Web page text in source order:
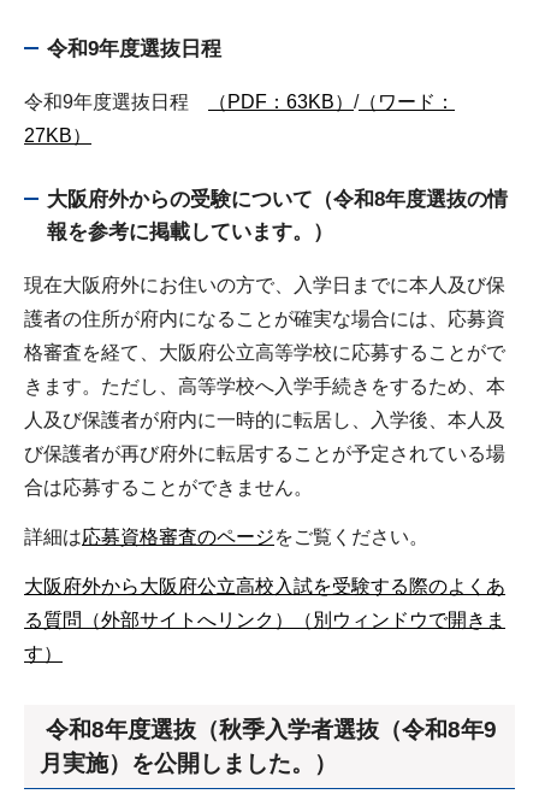
令和9年度選抜日程
令和9年度選抜日程 （PDF：63KB） /（ワード：
27KB）
大阪府外からの受験について（令和8年度選抜の情
報を参考に掲載しています。）
現在大阪府外にお住いの方で、入学日までに本人及び保
護者の住所が府内になることが確実な場合には、応募資
格審査を経て、大阪府公立高等学校に応募することがで
きます。ただし、高等学校へ入学手続きをするため、本
人及び保護者が府内に一時的に転居し、入学後、本人及
び保護者が再び府外に転居することが予定されている場
合は応募することができません。
詳細は応募資格審査のページをご覧ください。
大阪府外から大阪府公立高校入試を受験する際のよくあ
る質問（外部サイトへリンク）（別ウィンドウで開きま
す）
令和8年度選抜（秋季入学者選抜（令和8年9
月実施）を公開しました。）